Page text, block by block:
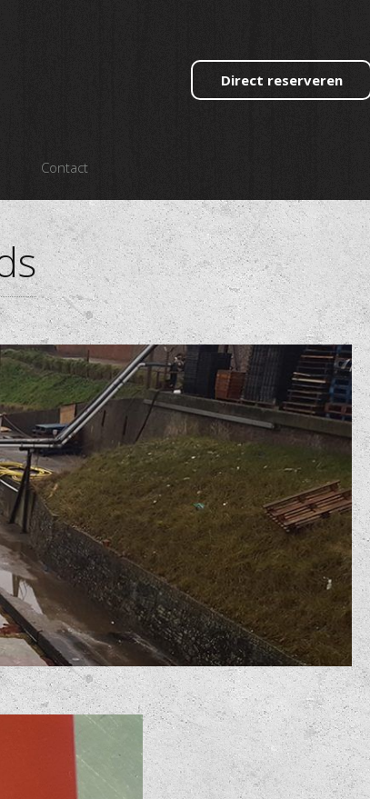
Contact
Direct reserveren